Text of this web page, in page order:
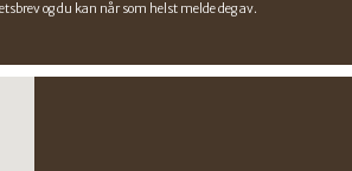
og du kan når som helst melde deg av.